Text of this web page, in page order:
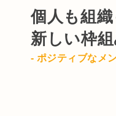
個人も組
新しい枠
- ポジティブなメ